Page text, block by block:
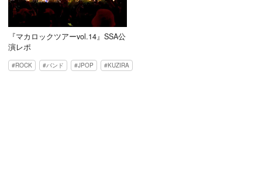
『マカロックツアーvol.14』SSA公
演レポ
ROCK バンド JPOP KUZIRA